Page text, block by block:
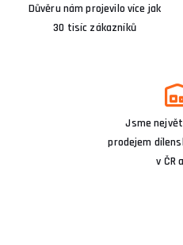
Důvěru nám projevilo více jak
30 tisíc zákazníků
Jsme
prodejem
v ČR